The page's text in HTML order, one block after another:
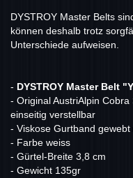
DYSTROY Master Belts
können deshalb trotz
Unterschiede aufweisen.
- DYSTROY Master Belt
- Original AustriAlpin
einseitig verstellbar
- Viskose Gurtband
- Farbe weiss
- Gürtel-Breite 3,8 cm
- Gewicht 135gr